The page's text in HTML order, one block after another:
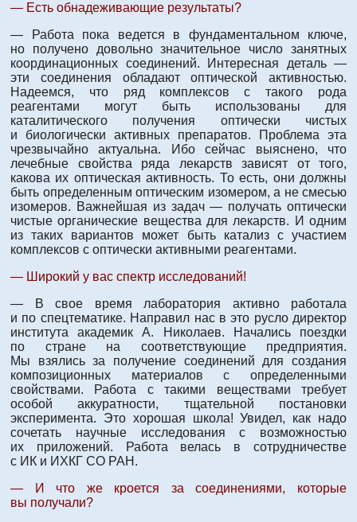
— Есть обнадеживающие результаты?
— Работа пока ведется в фундаментальном ключе,
но получено довольно значительное число занятных
координационных соединений. Интересная деталь —
эти соединения обладают оптической активностью.
Надеемся, что ряд комплексов с такого рода
реагентами могут быть использованы для
каталитического получения оптически чистых
и биологически активных препаратов. Проблема эта
чрезвычайно актуальна. Ибо сейчас выяснено, что
лечебные свойства ряда лекарств зависят от того,
какова их оптическая активность. То есть, они должны
быть определенным оптическим изомером, а не смесью
изомеров. Важнейшая из задач — получать оптически
чистые органические вещества для лекарств. И одним
из таких вариантов может быть катализ с участием
комплексов с оптически активными реагентами.
— Широкий у вас спектр исследований!
— В свое время лаборатория активно работала
и по спецтематике. Направил нас в это русло директор
института академик А. Николаев. Начались поездки
по стране на соответствующие предприятия.
Мы взялись за получение соединений для создания
композиционных материалов с определенными
свойствами. Работа с такими веществами требует
особой аккуратности, тщательной постановки
эксперимента. Это хорошая школа! Увидел, как надо
сочетать научные исследования с возможностью
их приложений. Работа велась в сотрудничестве
с ИК и ИХКГ СО РАН.
— И что же кроется за соединениями, которые
вы получали?